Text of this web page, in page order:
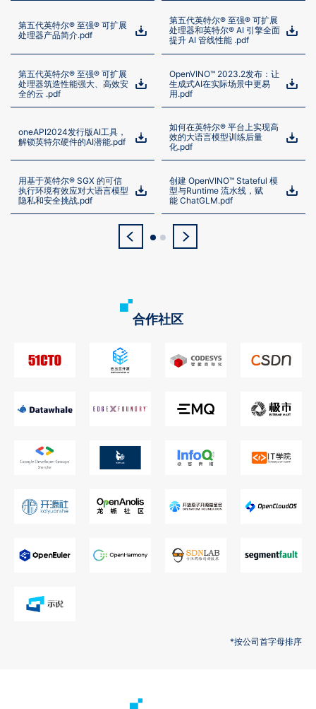
第五代英特尔® 至强® 可扩展
处理器产品简介.pdf
第五代英特尔® 至强® 可扩展
处理器和英特尔® AI 引擎全面
提升 AI 管线性能 .pdf
第五代英特尔® 至强® 可扩展
处理器筑造性能强大、高效安
全的云 .pdf
OpenVINO™ 2023.2发布：让
生成式AI在实际场景中更易
用.pdf
oneAPI2024发行版AI工具，
解锁英特尔硬件的AI潜能.pdf
如何在英特尔® 平台上实现高
效的大语言模型训练后量
化.pdf
用基于英特尔® SGX 的可信
执行环境有效应对大语言模型
隐私和安全挑战.pdf
创建 OpenVINO™ Stateful 模
型与Runtime 流水线，赋
能 ChatGLM.pdf
合作社区
*按公司首字母排序